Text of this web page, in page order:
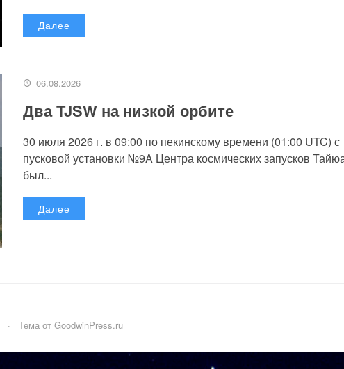
Далее
06.08.2026
Два TJSW на низкой орбите
30 июля 2026 г. в 09:00 по пекинскому времени (01:00 UTC) с
пусковой установки №9A Центра космических запусков
был...
Далее
· Тема от GoodwinPress.ru